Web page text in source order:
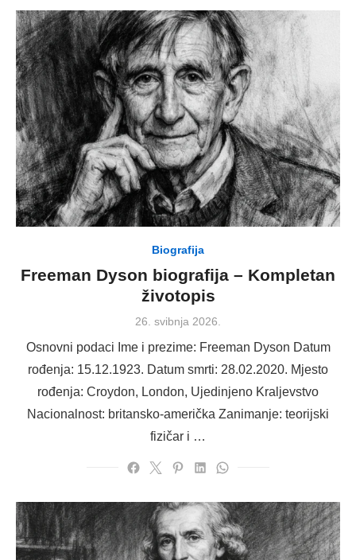
Biografija
Freeman Dyson biografija – Kompletan
životopis
Posted
26. svibnja 2026.
Osnovni podaci Ime i prezime: Freeman Dyson Datum
rođenja: 15.12.1923. Datum smrti: 28.02.2020. Mjesto
rođenja: Croydon, London, Ujedinjeno Kraljevstvo
Nacionalnost: britansko-američka Zanimanje: teorijski
fizičar i …